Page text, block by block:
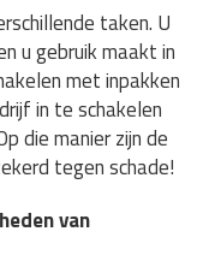
taken. U
u gebruik maakt in
met inpakken
in te schakelen
die manier zijn de
tegen schade!
van